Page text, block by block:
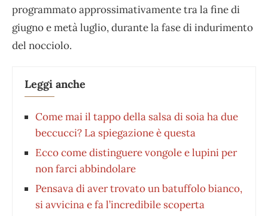
programmato approssimativamente tra la fine di
giugno e metà luglio, durante la fase di indurimento
del nocciolo.
Leggi anche
Come mai il tappo della salsa di soia ha due
beccucci? La spiegazione è questa
Ecco come distinguere vongole e lupini per
non farci abbindolare
Pensava di aver trovato un batuffolo bianco,
si avvicina e fa l’incredibile scoperta